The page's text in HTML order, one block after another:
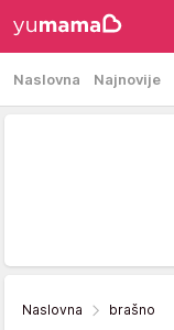
Naslovna Najnovije
Naslovna brašno